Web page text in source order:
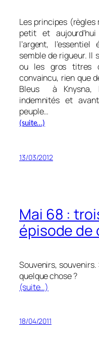
Les principes
petit et
l’argent, l’essentiel
semble de rigueur. Il
ou les gros titres
convaincu, rien que
Bleus à Knysna,
indemnités et
peuple…
(suite…)
13/03/2012
Mai 68 :
épisode de
Souvenirs,
quelque chose ?
(suite…)
18/04/2011